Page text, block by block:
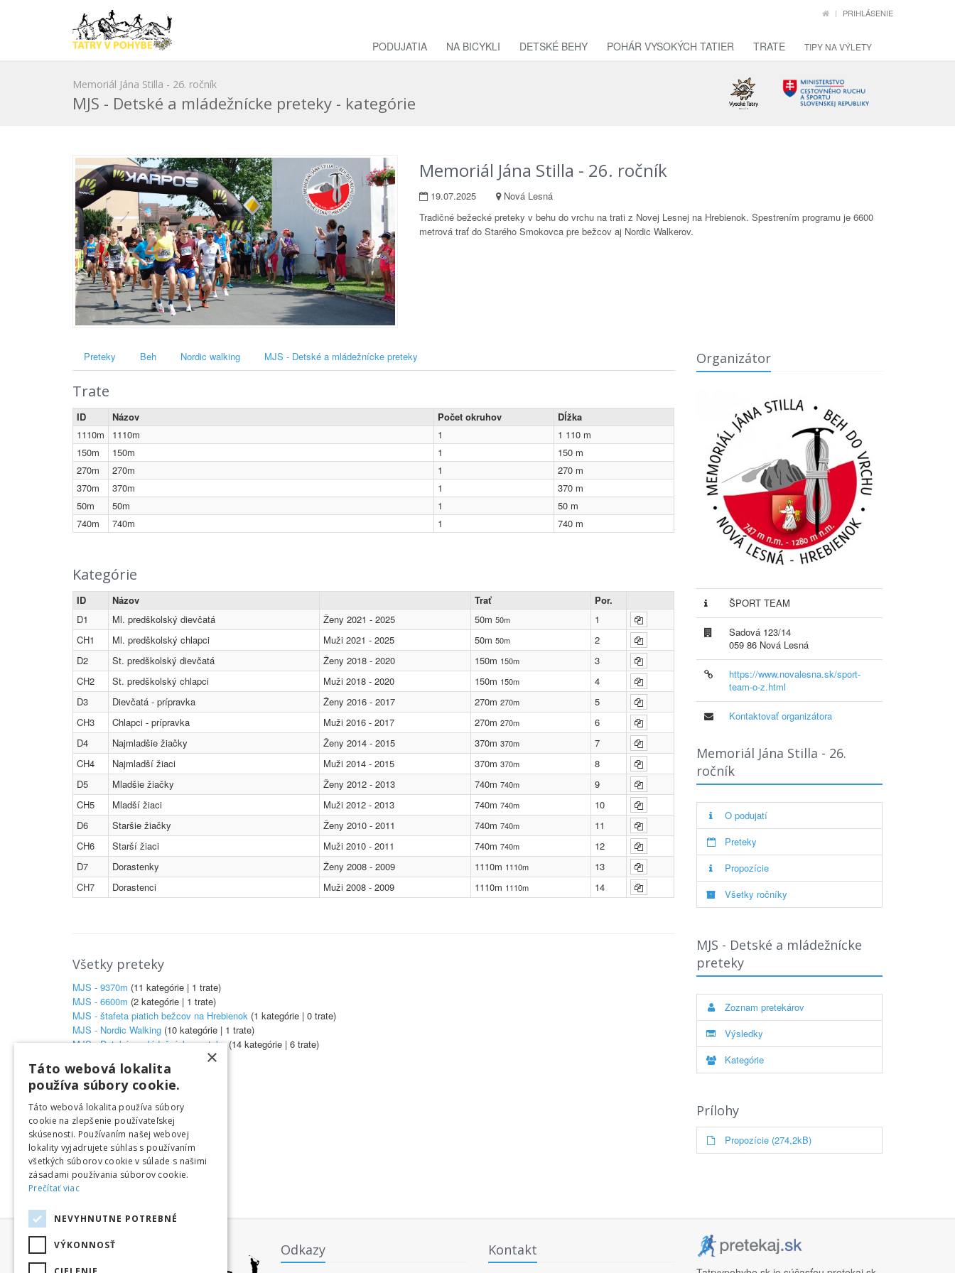
PRIHLÁSENIE
PODUJATIA NA BICYKLI DETSKÉ BEHY POHÁR VYSOKÝCH TATIER TRATE TIPY NA VÝLETY
Memoriál Jána Stilla - 26. ročník
MJS - Detské a mládežnícke preteky - kategórie
Memoriál Jána Stilla - 26. ročník
19.07.2025
Nová Lesná
Tradičné bežecké preteky v behu do vrchu na trati z Novej Lesnej na Hrebienok. Spestrením programu je 6600
metrová trať do Starého Smokovca pre bežcov aj Nordic Walkerov.
Preteky Beh Nordic walking MJS - Detské a mládežnícke preteky
Trate
ID Názov Počet okruhov
Dĺžka
1110m
1110m 1 1 110 m
150m
150m 1 150 m
270m
270m 1 270 m
370m
370m 1 370 m
50m
50m 1 50 m
740m
740m 1 740 m
Kategórie
ID Názov Trať
Por.
D1
Ml. predškolský dievčatá Ženy 2021 - 2025 50m 50m
1
CH1
Ml. predškolský chlapci Muži 2021 - 2025 50m 50m
2
D2
St. predškolský dievčatá Ženy 2018 - 2020 150m 150m
3
CH2
St. predškolský chlapci Muži 2018 - 2020 150m 150m
4
D3
Dievčatá - prípravka Ženy 2016 - 2017 270m 270m
5
CH3
Chlapci - prípravka Muži 2016 - 2017 270m 270m
6
D4
Najmladšie žiačky Ženy 2014 - 2015 370m 370m
7
CH4
Najmladší žiaci Muži 2014 - 2015 370m 370m
8
D5
Mladšie žiačky Ženy 2012 - 2013 740m 740m
9
CH5
Mladší žiaci Muži 2012 - 2013 740m 740m
10
D6
Staršie žiačky Ženy 2010 - 2011 740m 740m
11
CH6
Starší žiaci Muži 2010 - 2011 740m 740m
12
D7
Dorastenky Ženy 2008 - 2009 1110m 1110m
13
CH7
Dorastenci Muži 2008 - 2009 1110m 1110m 14
Všetky preteky
MJS - 9370m (11 kategórie | 1 trate)
MJS - 6600m (2 kategórie | 1 trate)
MJS - štafeta piatich bežcov na Hrebienok (1 kategórie | 0 trate)
MJS - Nordic Walking (10 kategórie | 1 trate)
MJS - Detské a mládežnícke preteky(14 kategórie | 6 trate)
Organizátor
ŠPORT TEAM
Sadová 123/14
059 86 Nová Lesná
https://www.novalesna.sk/sport-
team-o-z.html
Kontaktovať organizátora
Memoriál Jána Stilla - 26.
ročník
O podujatí
Preteky
Propozície
Všetky ročníky
MJS - Detské a mládežnícke
preteky
Zoznam pretekárov
Výsledky
Kategórie
Prílohy
Propozície (274,2kB)
Odkazy Kontakt
×
Táto webová lokalita
používa súbory cookie.
Táto webová lokalita používa súbory
cookie na zlepšenie používateľskej
skúsenosti. Používaním našej webovej
lokality vyjadrujete súhlas s používaním
všetkých súborov cookie v súlade s našimi
zásadami používania súborov cookie.
Prečítať viac
NEVYHNUTNE POTREBNÉ
VÝKONNOSŤ